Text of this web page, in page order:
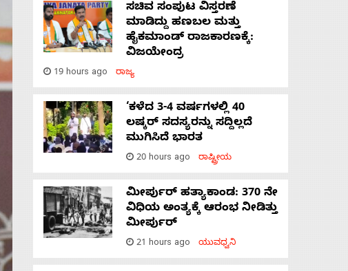
ಸಚಿವ ಸಂಪುಟ ವಿಸ್ತರಣೆ
ಮಾಡಿದ್ದು ಹಣಬಲ ಮತ್ತು
ಹೈಕಮಾಂಡ್ ರಾಜಕಾರಣಕ್ಕೆ:
ವಿಜಯೇಂದ್ರ
19 hours ago ರಾಜ್ಯ
‘ಕಳೆದ 3-4 ವರ್ಷಗಳಲ್ಲಿ 40
ಲಷ್ಕರ್ ಸದಸ್ಯರನ್ನು ಸದ್ದಿಲ್ಲದೆ
ಮುಗಿಸಿದೆ ಭಾರತ
20 hours ago ರಾಷ್ಟ್ರೀಯ
ಮೀರ್ಪುರ್ ಹತ್ಯಾಕಾಂಡ: 370 ನೇ
ವಿಧಿಯ ಅಂತ್ಯಕ್ಕೆ ಆರಂಭ ನೀಡಿತ್ತು
ಮೀರ್ಪುರ್
21 hours ago ಯುವಧ್ವನಿ